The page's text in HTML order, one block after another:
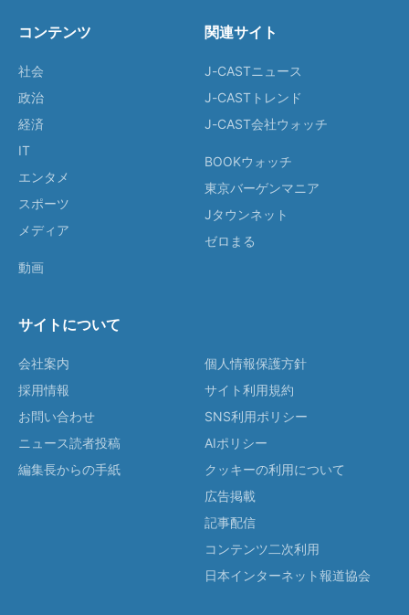
コンテンツ
社会
政治
経済
IT
エンタメ
スポーツ
メディア
動画
関連サイト
J-CASTニュース
J-CASTトレンド
J-CAST会社ウォッチ
BOOKウォッチ
東京バーゲンマニア
Jタウンネット
ゼロまる
サイトについて
会社案内
採用情報
お問い合わせ
ニュース読者投稿
編集長からの手紙
個人情報保護方針
サイト利用規約
SNS利用ポリシー
AIポリシー
クッキーの利用について
広告掲載
記事配信
コンテンツ二次利用
日本インターネット報道協会